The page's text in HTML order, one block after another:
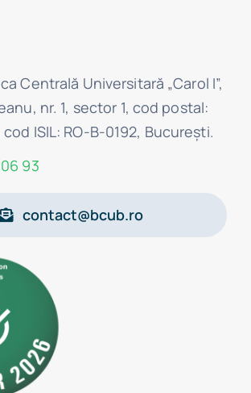
Centrală Universitară „Carol I”,
nr. 1, sector 1, cod postal:
cod ISIL: RO-B-0192, Bucureşti.
06 93
contact@bcub.ro